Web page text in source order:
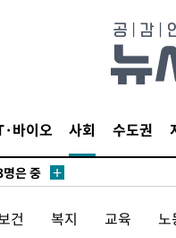
바이오 사회 수도권
등 9곳
은 중
두차
건 복지 교육 노